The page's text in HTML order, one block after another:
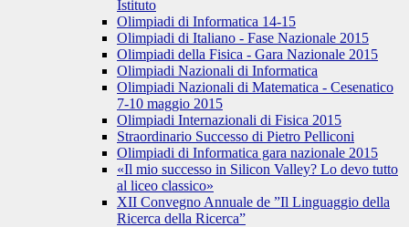
Istituto
Olimpiadi di Informatica 14-15
Olimpiadi di Italiano - Fase Nazionale 2015
Olimpiadi della Fisica - Gara Nazionale 2015
Olimpiadi Nazionali di Informatica
Olimpiadi Nazionali di Matematica - Cesenatico
7-10 maggio 2015
Olimpiadi Internazionali di Fisica 2015
Straordinario Successo di Pietro Pelliconi
Olimpiadi di Informatica gara nazionale 2015
«Il mio successo in Silicon Valley? Lo devo tutto
al liceo classico»
XII Convegno Annuale de ”Il Linguaggio della
Ricerca della Ricerca”